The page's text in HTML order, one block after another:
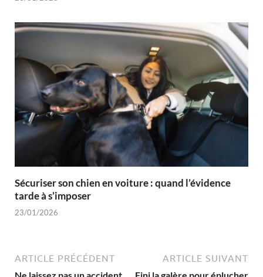
Sécuriser son chien en voiture : quand l’évidence
tarde à s’imposer
23/01/2026
ARTICLE PRÉCÉDENT ARTICLE SUIVANT